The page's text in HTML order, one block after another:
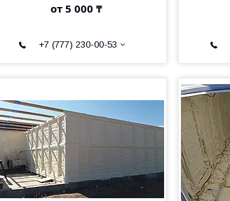
от 5 000 ₸
+7 (777) 230-00-53